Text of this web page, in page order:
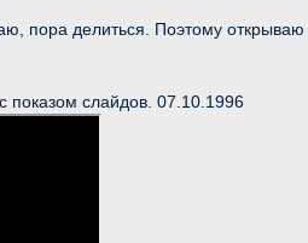
пора делиться. Поэтому
показом слайдов. 07.10.1996